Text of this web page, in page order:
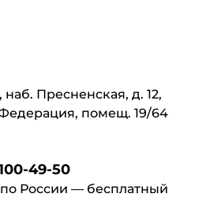
наб. Пресненская, д. 12,
помещ. 19/64
49-50
России — бесплатный